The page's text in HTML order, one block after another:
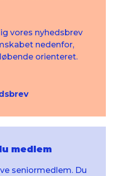
vores nyhedsbrev
nedenfor,
orienteret.
medlem
seniormedlem. Du